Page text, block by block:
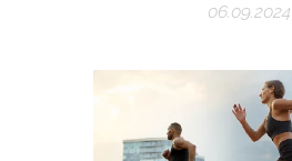
06.09.2024